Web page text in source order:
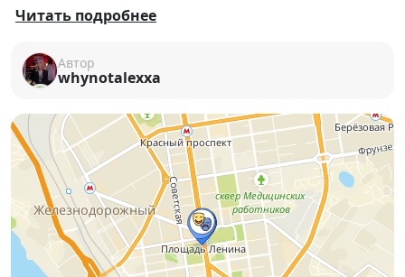
🏛🕯 В Новосибирском государственном
крепость, веду бой», посвящённая одному из самых
трагических и героических эпизодов Великой
крепости.
Экспозиция рассказывает о событиях 22 июня 1941
года, когда крепость приняла первый удар
противника и стала символом мужества, стойкости
и несгибаемой воли защитников.
📜 О чём выставка:
Читать подробнее
Автор
whynotalexxa